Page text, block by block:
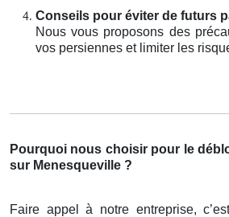
Conseils pour éviter de futurs
Nous vous proposons des
vos persiennes et limiter les
Pourquoi nous choisir pour le
sur Menesqueville ?
Faire appel à notre entreprise,